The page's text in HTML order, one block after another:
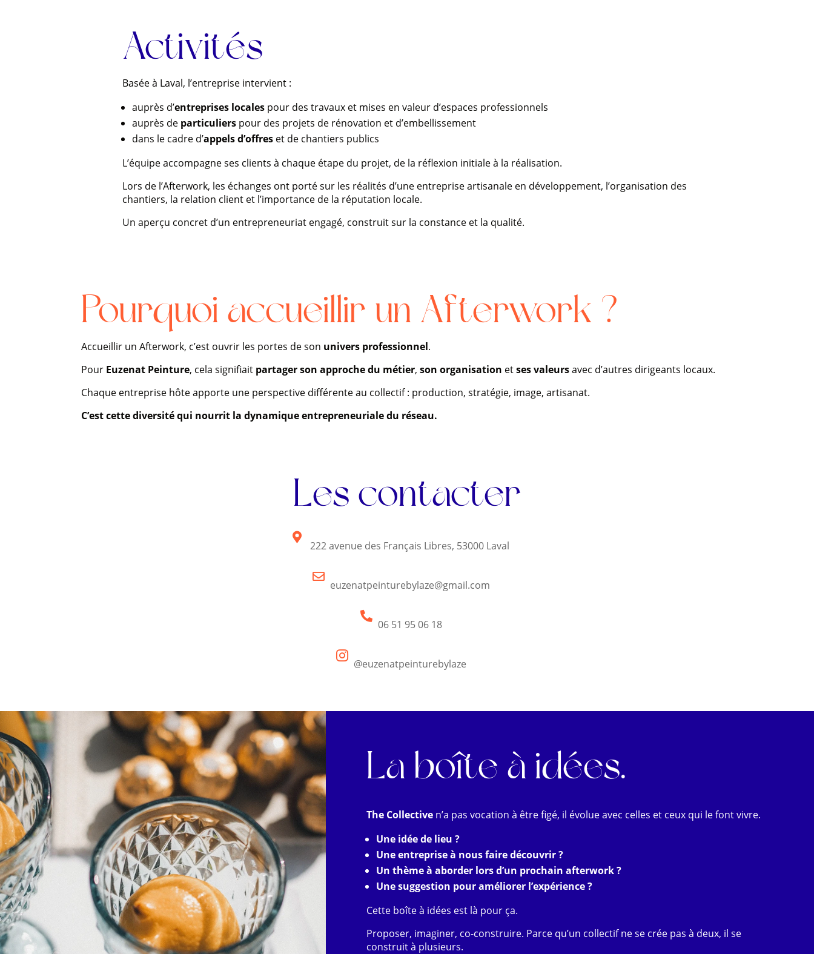
Activités
Basée à Laval, l’entreprise intervient :
auprès d’entreprises locales pour des travaux et mises en valeur d’espaces professionnels
auprès de particuliers pour des projets de rénovation et d’embellissement
dans le cadre d’appels d’offres et de chantiers publics
L’équipe accompagne ses clients à chaque étape du projet, de la réflexion initiale à la réalisation.
Lors de l’Afterwork, les échanges ont porté sur les réalités d’une entreprise artisanale en développement, l’organisation des
chantiers, la relation client et l’importance de la réputation locale.
Un aperçu concret d’un entrepreneuriat engagé, construit sur la constance et la qualité.
Pourquoi accueillir un Afterwork ?
Accueillir un Afterwork, c’est ouvrir les portes de son univers professionnel.
Pour Euzenat Peinture, cela signifiait partager son approche du métier,son organisation etses valeursavec d’autres dirigeants locaux.
Chaque entreprise hôte apporte une perspective différente au collectif : production, stratégie, image, artisanat.
C’est cette diversité qui nourrit la dynamique entrepreneuriale du réseau.
Les contacter

222 avenue des Français Libres, 53000 Laval

euzenatpeinturebylaze@gmail.com

06 51 95 06 18

@euzenatpeinturebylaze
La boîte à idées.
The Collectiven’a pas vocation à être figé, il évolue avec celles et ceux qui le font vivre.
Une idée de lieu ?
Une entreprise à nous faire découvrir ?
Un thème à aborder lors d’un prochain afterwork ?
Une suggestion pour améliorer l’expérience ?
Cette boîte à idées est là pour ça.
Proposer, imaginer, co-construire. Parce qu’un collectif ne se crée pas à deux, il se
construit à plusieurs.